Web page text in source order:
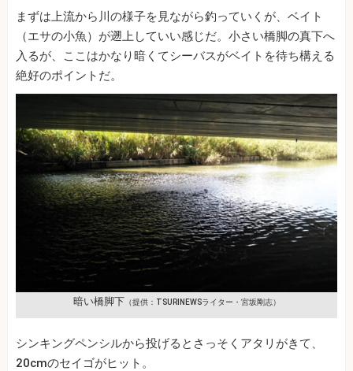
まずは上流から川の様子を見ながら釣っていくが、ベイト
（エサの小魚）が遡上していい感じだ。小さい橋脚の真下へ
入るが、ここはかなり暗くてシーバスがベイトを待ち構える
絶好のポイントだ。
暗い橋脚下 （提供：TSURINEWSライター・宮坂剛志）
シンキングペンシルから投げるとさっそくアタリがきて、
20cmのセイゴがヒット。